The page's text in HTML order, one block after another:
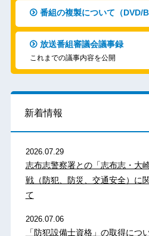
番組の複製について（DVD/
放送番組審議会議事録
これまでの議事内容を公開
新着情報
2026.07.29
志布志警察署との「志布志・大
戦（防犯、防災、交通安全）に
て
2026.07.06
「防犯設備士資格」の取得につ